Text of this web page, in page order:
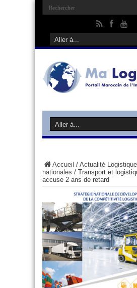
Accueil / Actualité Logistique
nationales / Transport et
accuse 2 ans de retard